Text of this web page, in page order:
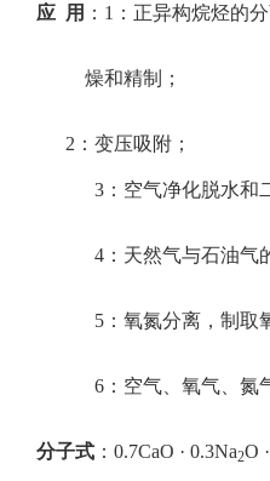
应 用 ：1：正异构烷烃的
燥和精制；
2：变压吸附；
3：空气净化脱水和二
4：天然气与石油气的
5：氧氮分离，制取氧
6：空气、氧气、氮气
分子式 ：0.7CaO · 0.3Na2O